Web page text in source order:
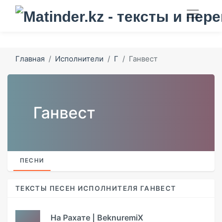
Главная Исполнители Г Ганвест
Ганвест
ПЕСНИ
ТЕКСТЫ ПЕСЕН ИСПОЛНИТЕЛЯ ГАНВЕСТ
На Рахате | BeknuremiX